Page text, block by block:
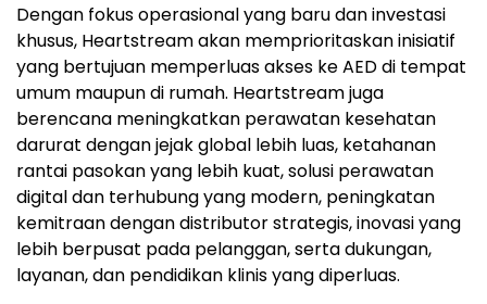
Dengan fokus operasional yang baru dan investasi
khusus, Heartstream akan memprioritaskan inisiatif
yang bertujuan memperluas akses ke AED di tempat
umum maupun di rumah. Heartstream juga
berencana meningkatkan perawatan kesehatan
darurat dengan jejak global lebih luas, ketahanan
rantai pasokan yang lebih kuat, solusi perawatan
digital dan terhubung yang modern, peningkatan
kemitraan dengan distributor strategis, inovasi yang
lebih berpusat pada pelanggan, serta dukungan,
layanan, dan pendidikan klinis yang diperluas.